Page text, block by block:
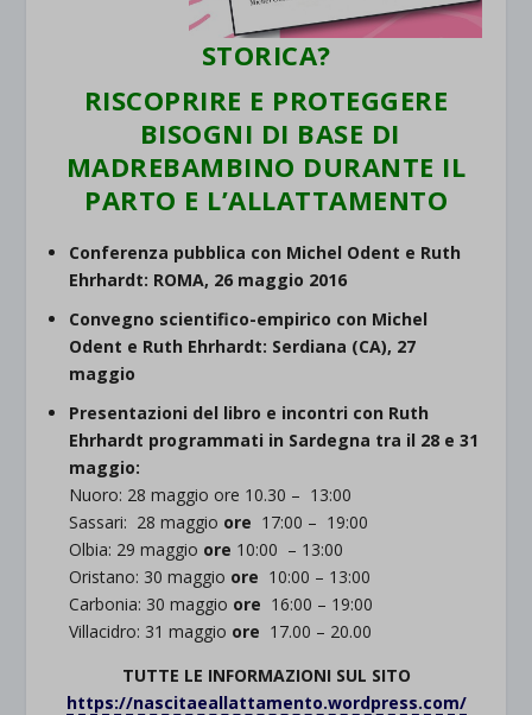
STORICA?
RISCOPRIRE E PROTEGGERE
BISOGNI DI BASE DI
MADREBAMBINO DURANTE IL
PARTO E L’ALLATTAMENTO
Conferenza pubblica con Michel Odent e Ruth
Ehrhardt: ROMA, 26 maggio 2016
Convegno scientifico-empirico con Michel
Odent e Ruth Ehrhardt: Serdiana (CA), 27
maggio
Presentazioni del libro e incontri con Ruth
Ehrhardt programmati in Sardegna tra il 28 e 31
maggio:
Nuoro: 28 maggio ore 10.30 – 13:00
Sassari: 28 maggio ore 17:00 – 19:00
Olbia: 29 maggio ore 10:00 – 13:00
Oristano: 30 maggio ore 10:00 – 13:00
Carbonia: 30 maggio ore 16:00 – 19:00
Villacidro: 31 maggio ore 17.00 – 20.00
TUTTE LE INFORMAZIONI SUL SITO
https://nascitaeallattamento.wordpress.com/